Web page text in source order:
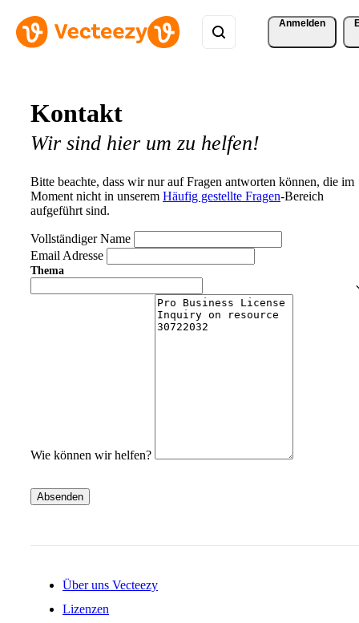
Anmelden
Kontakt
Wir sind hier um zu helfen!
Bitte beachte, dass wir nur auf Fragen antworten können, die im
Moment nicht in unserem Häufig gestellte Fragen-Bereich
aufgeführt sind.
Vollständiger Name
Email Adresse
Thema
Wie können wir helfen?
Absenden
Über uns Vecteezy
Lizenzen